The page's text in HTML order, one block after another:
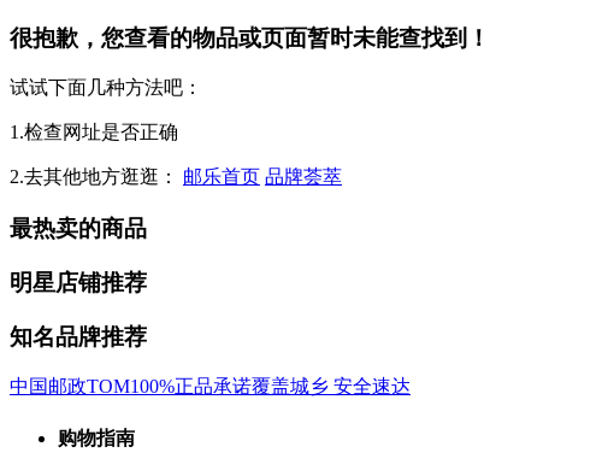
很抱歉，您查看的物品或页面暂时未能查找到！
试试下面几种方法吧：
1.检查网址是否正确
2.去其他地方逛逛： 邮乐首页 品牌荟萃
最热卖的商品
明星店铺推荐
知名品牌推荐
中国邮政TOM100%正品承诺覆盖城乡 安全速达
购物指南